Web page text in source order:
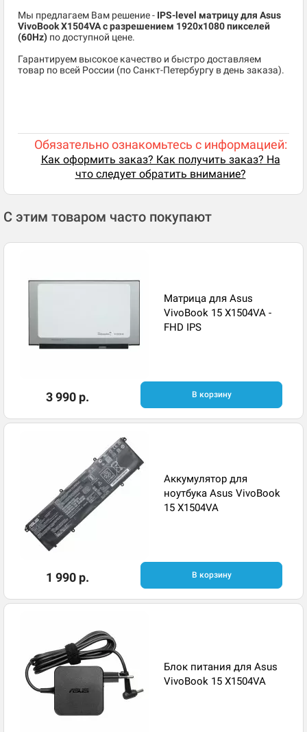
Мы предлагаем Вам решение - IPS-level матрицу для Asus
VivoBook X1504VA c разрешением 1920x1080 пикселей
(60Hz) по доступной цене.
Гарантируем высокое качество и быстро доставляем
товар по всей России (по Санкт-Петербургу в день заказа).
Обязательно ознакомьтесь с информацией:
Как оформить заказ? Как получить заказ? На
что следует обратить внимание?
С этим товаром часто покупают
Матрица для Asus
VivoBook 15 X1504VA -
FHD IPS
3 990 р. В корзину
Аккумулятор для
ноутбука Asus VivoBook
15 X1504VA
1 990 р. В корзину
Блок питания для Asus
VivoBook 15 X1504VA